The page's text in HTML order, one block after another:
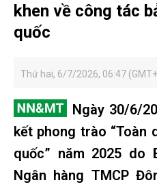
khen về công tác
quốc
Thứ hai, 6/7/2026, 06:47
Ngày 30/6/
kết phong trào “Toàn
quốc” năm 2025 do
Ngân hàng TMCP